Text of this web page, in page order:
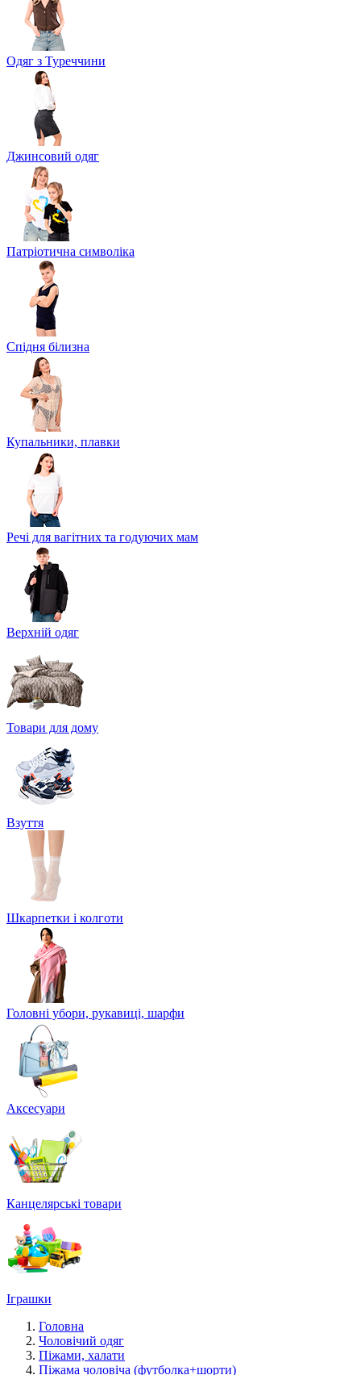
Одяг з Туреччини
Джинсовий одяг
Патріотична символіка
Спідня білизна
Купальники, плавки
Речі для вагітних та годуючих мам
Верхній одяг
Товари для дому
Взуття
Шкарпетки і колготи
Головні убори, рукавиці, шарфи
Аксесуари
Канцелярські товари
Іграшки
Головна
Чоловічий одяг
Піжами, халати
Піжама чоловіча (футболка+шорти)